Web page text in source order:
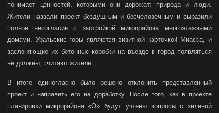
понимает ценностей, которыми они дорожат: природа и люди.
Жители назвали проект бездушным и бесчеловечным и выразили
полное несогласие с застройкой микрорайона многоэтажными
домами. Уральские горы являются визитной карточкой Миасса, и
заслоняющие их бетонные коробки на въезде в город появляться
не должны, считают жители.
В итоге единогласно было решено отклонить представленный
проект и направить его на доработку. После того, как в проекте
планировки микрорайона «О» будут учтены вопросы с зеленой